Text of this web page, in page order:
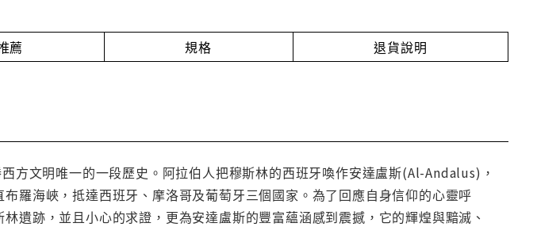
薦 規格 退貨說明
方文明唯一的一段歷史。阿拉伯人把穆斯林的西班牙喚作安達盧斯(Al-Andalus)，
羅海峽，抵達西班牙、摩洛哥及葡萄牙三個國家。為了回應自身信仰的心靈呼
遺跡，並且小心的求證，更為安達盧斯的豐富蘊涵感到震撼，它的輝煌與黯滅、